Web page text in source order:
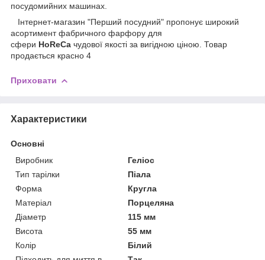
посудомийних машинах.
Інтернет-магазин "Перший посудний" пропонує широкий
асортимент фабричного фарфору для
сфери HoReCa чудової якості за вигідною ціною. Товар
продається красно 4
Приховати
Характеристики
Основні
Виробник
Геліос
Тип тарілки
Піала
Форма
Кругла
Матеріал
Порцеляна
Діаметр
115 мм
Висота
55 мм
Колір
Білий